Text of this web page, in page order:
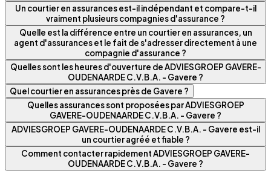
Un courtier en assurances est-il indépendant et compare-t-il
vraiment plusieurs compagnies d'assurance ?
Quelle est la différence entre un courtier en assurances, un
agent d'assurances et le fait de s'adresser directement à une
compagnie d'assurance ?
Quelles sont les heures d'ouverture de ADVIESGROEP GAVERE-
OUDENAARDE C.V.B.A. - Gavere ?
Quel courtier en assurances près de Gavere ?
Quelles assurances sont proposées par ADVIESGROEP
GAVERE-OUDENAARDE C.V.B.A. - Gavere ?
ADVIESGROEP GAVERE-OUDENAARDE C.V.B.A. - Gavere est-il
un courtier agréé et fiable ?
Comment contacter rapidement ADVIESGROEP GAVERE-
OUDENAARDE C.V.B.A. - Gavere ?